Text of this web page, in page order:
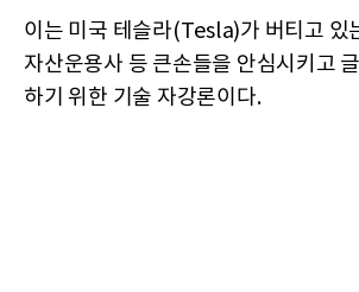
이는 미국 테슬라(Tesla)가 버티고 있
자산운용사 등 큰손들을 안심시키고
하기 위한 기술 자강론이다.